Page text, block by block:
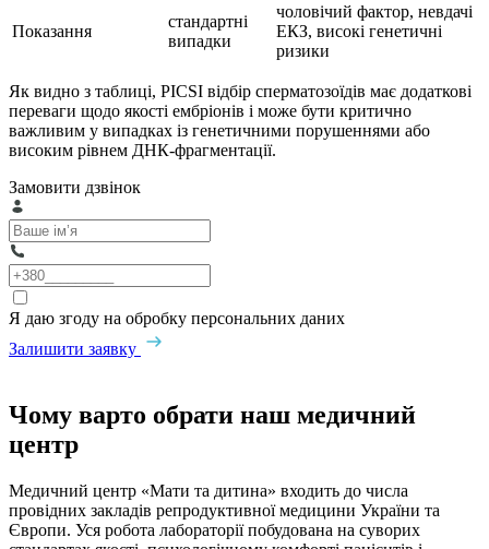
Показання
стандартні
випадки
чоловічий фактор, невдачі
ЕКЗ, високі генетичні
ризики
Як видно з таблиці, PICSI відбір сперматозоїдів має додаткові
переваги щодо якості ембріонів і може бути критично
важливим у випадках із генетичними порушеннями або
високим рівнем ДНК-фрагментації.
Замовити дзвінок
Я даю згоду на обробку персональних даних
Залишити заявку
Чому варто обрати наш медичний
центр
Медичний центр «Мати та дитина» входить до числа
провідних закладів репродуктивної медицини України та
Європи. Уся робота лабораторії побудована на суворих